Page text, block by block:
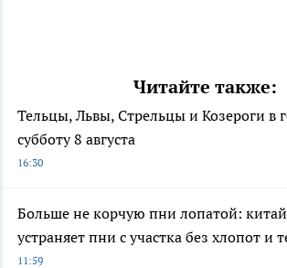
Читайте также:
Тельцы, Львы, Стрельцы и Козероги в
субботу 8 августа
16:30
Больше не корчую пни лопатой:
устраняет пни с участка без хлопот и
11:59